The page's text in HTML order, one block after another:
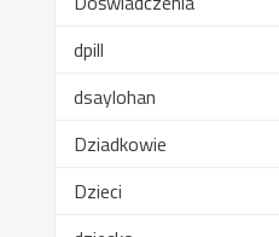
dpill
dsaylohan
Dziadkowie
Dzieci